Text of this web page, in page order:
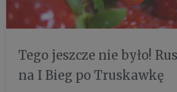
Tego jeszcze nie było!
na I Bieg po Truskawkę